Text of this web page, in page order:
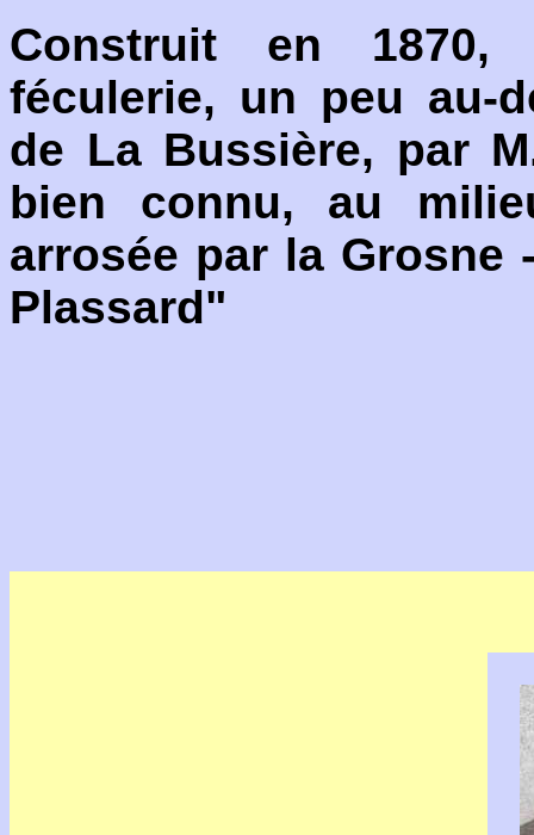
Construit en 1870,
féculerie, un peu au-
de La Bussière, par
bien connu, au
arrosée par la
Plassard"